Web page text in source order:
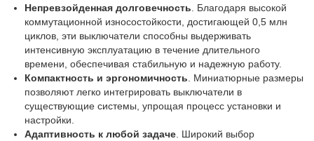
Непревзойденная долговечность . Благодаря высокой
коммутационной износостойкости, достигающей 0,5 млн
циклов, эти выключатели способны выдерживать
интенсивную эксплуатацию в течение длительного
времени, обеспечивая стабильную и надежную работу.
Компактность и эргономичность . Миниатюрные размеры
позволяют легко интегрировать выключатели в
существующие системы, упрощая процесс установки и
настройки.
Адаптивность к любой задаче . Широкий выбор